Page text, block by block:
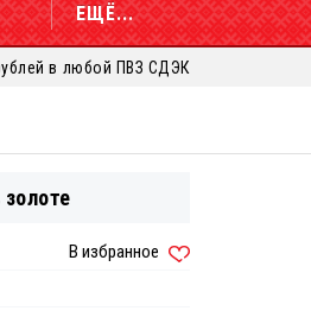
ЕЩЁ...
в любой ПВЗ СДЭК
В избранное